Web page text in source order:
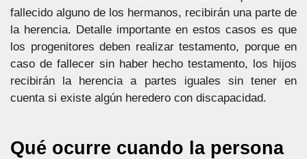
fallecido alguno de los hermanos, recibirán una parte de
la herencia. Detalle importante en estos casos es que
los progenitores deben realizar testamento, porque en
caso de fallecer sin haber hecho testamento, los hijos
recibirán la herencia a partes iguales sin tener en
cuenta si existe algún heredero con discapacidad.
Qué ocurre cuando la persona